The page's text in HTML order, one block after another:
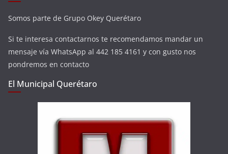
Somos parte de Grupo Okey Querétaro
Si te interesa contactarnos te recomendamos mandar un
mensaje vía WhatsApp al 442 185 4161 y con gusto nos
pondremos en contacto
El Municipal Querétaro